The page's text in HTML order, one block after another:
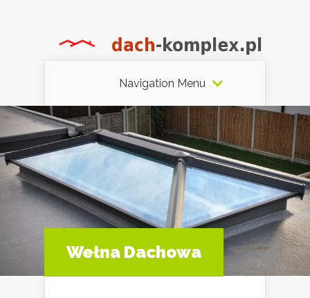
Navigation Menu
Wełna Dachowa